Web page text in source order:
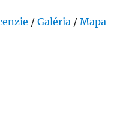
/ Galéria/ Mapa